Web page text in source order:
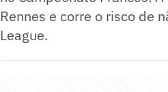
Rennes e corre o risco de
League.